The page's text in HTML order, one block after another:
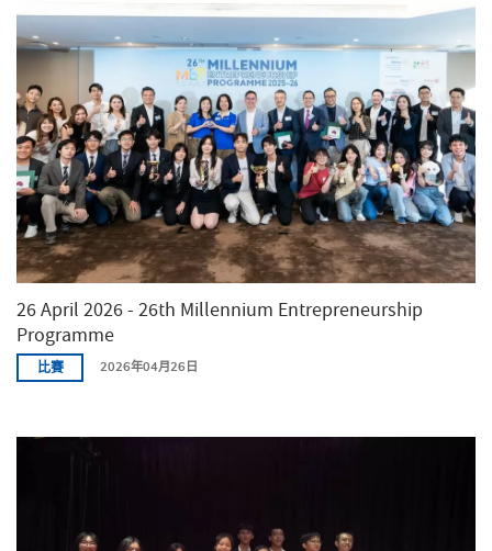
26 April 2026 - 26th Millennium Entrepreneurship
Programme
比賽 2026年04月26日